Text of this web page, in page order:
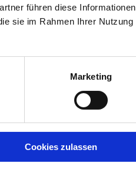
führen diese Informationen
sie im Rahmen Ihrer Nutzung
Marketing
Cookies zulassen